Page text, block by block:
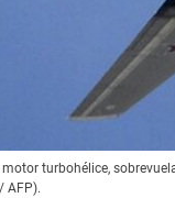
turbohélice,
AFP).